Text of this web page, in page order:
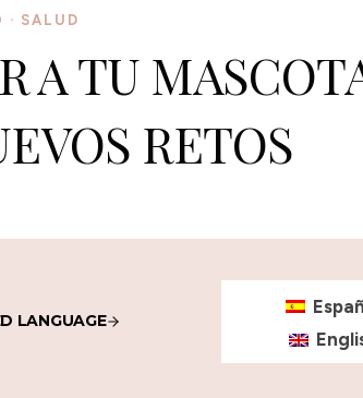
· SALUD
A TU
RETOS
LANGUAGE